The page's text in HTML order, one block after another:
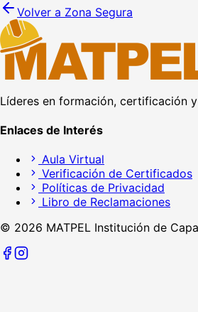
Volver a Zona Segura
Líderes en formación, certificación
Enlaces de Interés
Aula Virtual
Verificación de Certificados
Políticas de Privacidad
Libro de Reclamaciones
© 2026 MATPEL Institución de